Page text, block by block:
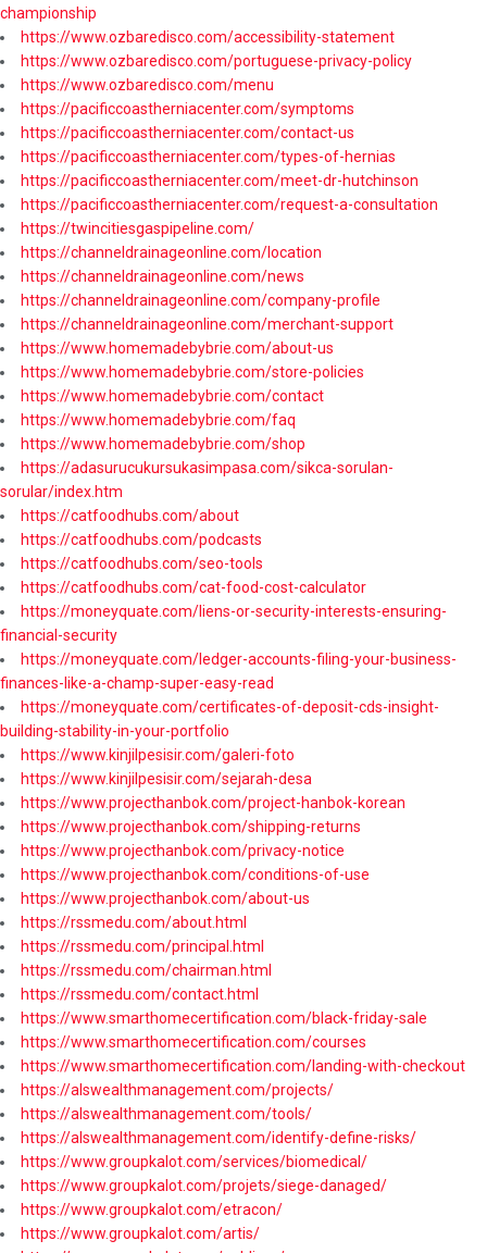
championship
https://www.ozbaredisco.com/accessibility-statement
https://www.ozbaredisco.com/portuguese-privacy-policy
https://www.ozbaredisco.com/menu
https://pacificcoastherniacenter.com/symptoms
https://pacificcoastherniacenter.com/contact-us
https://pacificcoastherniacenter.com/types-of-hernias
https://pacificcoastherniacenter.com/meet-dr-hutchinson
https://pacificcoastherniacenter.com/request-a-consultation
https://twincitiesgaspipeline.com/
https://channeldrainageonline.com/location
https://channeldrainageonline.com/news
https://channeldrainageonline.com/company-profile
https://channeldrainageonline.com/merchant-support
https://www.homemadebybrie.com/about-us
https://www.homemadebybrie.com/store-policies
https://www.homemadebybrie.com/contact
https://www.homemadebybrie.com/faq
https://www.homemadebybrie.com/shop
https://adasurucukursukasimpasa.com/sikca-sorulan-
sorular/index.htm
https://catfoodhubs.com/about
https://catfoodhubs.com/podcasts
https://catfoodhubs.com/seo-tools
https://catfoodhubs.com/cat-food-cost-calculator
https://moneyquate.com/liens-or-security-interests-ensuring-
financial-security
https://moneyquate.com/ledger-accounts-filing-your-business-
finances-like-a-champ-super-easy-read
https://moneyquate.com/certificates-of-deposit-cds-insight-
building-stability-in-your-portfolio
https://www.kinjilpesisir.com/galeri-foto
https://www.kinjilpesisir.com/sejarah-desa
https://www.projecthanbok.com/project-hanbok-korean
https://www.projecthanbok.com/shipping-returns
https://www.projecthanbok.com/privacy-notice
https://www.projecthanbok.com/conditions-of-use
https://www.projecthanbok.com/about-us
https://rssmedu.com/about.html
https://rssmedu.com/principal.html
https://rssmedu.com/chairman.html
https://rssmedu.com/contact.html
https://www.smarthomecertification.com/black-friday-sale
https://www.smarthomecertification.com/courses
https://www.smarthomecertification.com/landing-with-checkout
https://alswealthmanagement.com/projects/
https://alswealthmanagement.com/tools/
https://alswealthmanagement.com/identify-define-risks/
https://www.groupkalot.com/services/biomedical/
https://www.groupkalot.com/projets/siege-danaged/
https://www.groupkalot.com/etracon/
https://www.groupkalot.com/artis/